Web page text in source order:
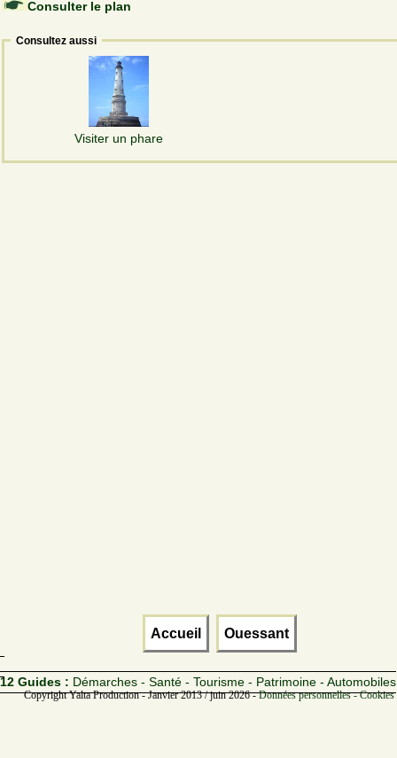
Consulter le plan
Consultez aussi
Visiter un phare
Accueil Ouessant
12 Guides : Démarches - Santé - Tourisme - Patrimoine - Automobiles
Copyright Yalta Production - Janvier 2013 / juin 2026 -Données personnelles -